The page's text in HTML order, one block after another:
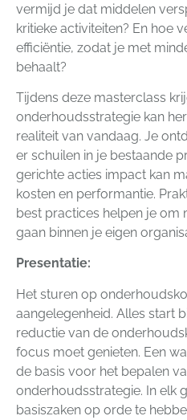
vermijd je dat middelen
kritieke activiteiten? En hoe
efficiëntie, zodat je met
behaalt?
Tijdens deze masterclass
onderhoudsstrategie kan
realiteit van vandaag. Je
er schuilen in je bestaande
gerichte acties impact kan
kosten en performantie.
best practices helpen je om
gaan binnen je eigen
Presentatie:
Het sturen op
aangelegenheid. Alles start
reductie van de
focus moet genieten. Een
de basis voor het bepalen
onderhoudsstrategie. In elk
basiszaken op orde te